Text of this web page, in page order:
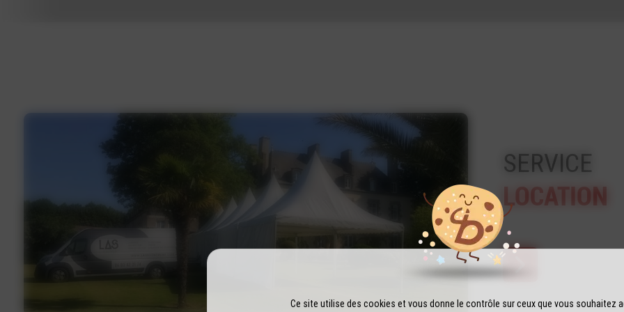
Ce site utilise des cookies et vous donne le contrôle sur ceux que vous souhaitez
SERVICE
LOCATION